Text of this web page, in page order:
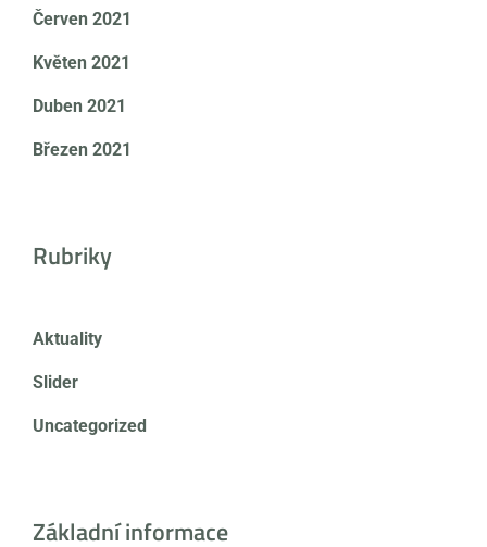
Červen 2021
Květen 2021
Duben 2021
Březen 2021
Rubriky
Aktuality
Slider
Uncategorized
Základní informace